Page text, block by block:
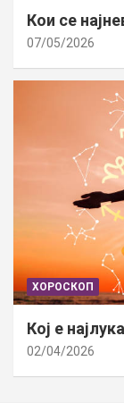
Кои се
07/05/2026
ХОРОСКОП
Кој е
02/04/2026